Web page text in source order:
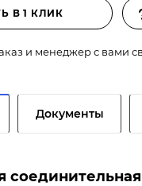
В 1 КЛИК
и менеджер с вами
Документы